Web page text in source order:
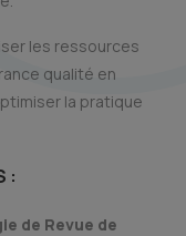
les ressources
qualité en
la pratique
:
de Revue de